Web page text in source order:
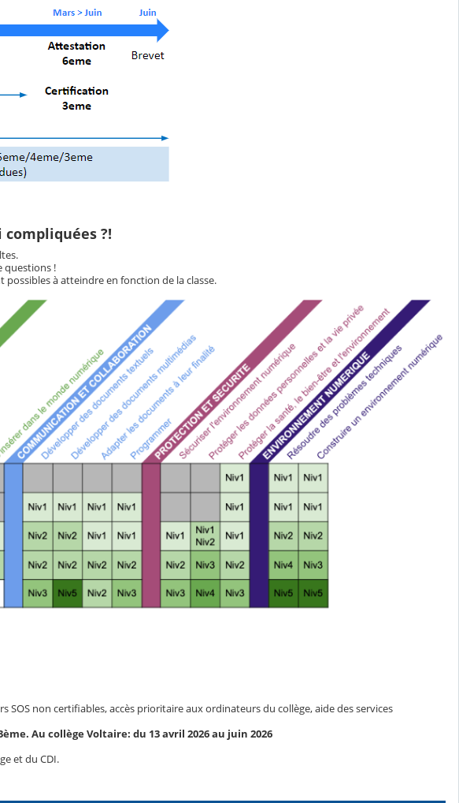
?!
questions !
à atteindre en fonction de la classe.
SOS non certifiables, accès prioritaire aux ordinateurs du collège, aide des services
Au collège Voltaire: du 13 avril 2026 au juin 2026
et du CDI.